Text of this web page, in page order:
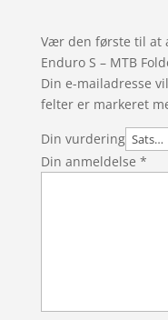
Vær den første til at
Enduro S – MTB
Din e-mailadresse
felter er markeret
Din vurdering
Din anmeldelse *